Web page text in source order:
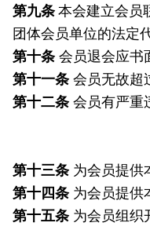
第九条 本会建立会员
团体会员单位的法定
第十条 会员退会应书
第十一条 会员无故超
第十二条 会员有严重
第十三条 为会员提供
第十四条 为会员提供
第十五条 为会员组织